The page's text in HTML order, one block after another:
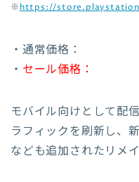
※https://
・通常価格：
・ セール価格：
モバイル向けとして配
ラフィックを刷新し、
なども追加されたリメイ